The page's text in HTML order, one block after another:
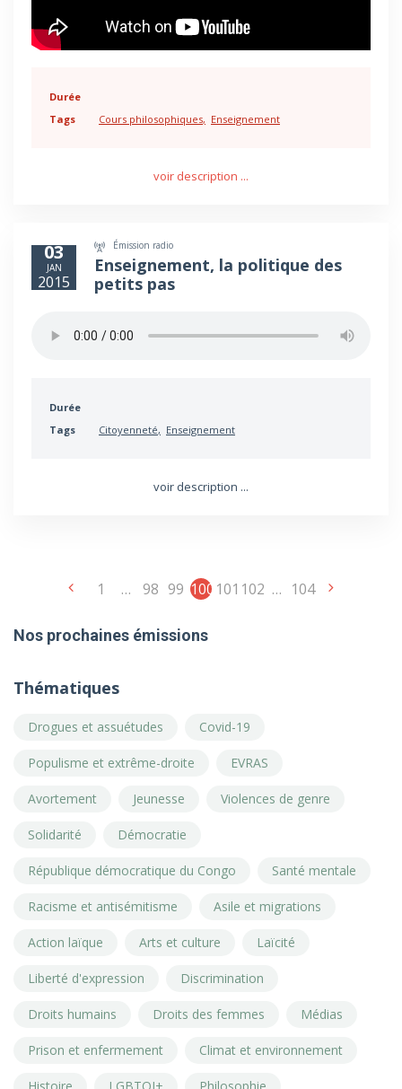
Durée
Tags
Cours philosophiques Enseignement
voir description ...
03
JAN
2015
Émission radio
Enseignement, la politique des
petits pas
Durée
Tags
Citoyenneté Enseignement
voir description ...
1 … 98 99 100 101 102 … 104
Nos prochaines émissions
Thématiques
Drogues et assuétudes Covid-19
Populisme et extrême-droite EVRAS
Avortement Jeunesse Violences de genre
Solidarité Démocratie
République démocratique du Congo Santé mentale
Racisme et antisémitisme Asile et migrations
Action laïque Arts et culture Laïcité
Liberté d'expression Discrimination
Droits humains Droits des femmes Médias
Prison et enfermement Climat et environnement
Histoire LGBTQI+ Philosophie